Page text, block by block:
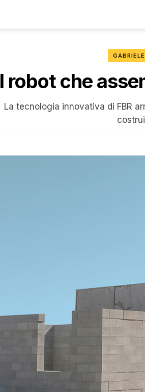
robot che
La tecnologia innovativa di FBR